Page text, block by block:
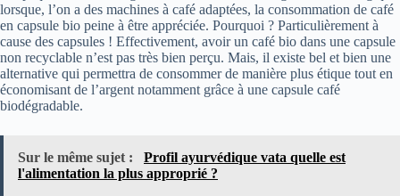
lorsque, l’on a des machines à café adaptées, la consommation de café
en capsule bio peine à être appréciée. Pourquoi ? Particulièrement à
cause des capsules ! Effectivement, avoir un café bio dans une capsule
non recyclable n’est pas très bien perçu. Mais, il existe bel et bien une
alternative qui permettra de consommer de manière plus étique tout en
économisant de l’argent notamment grâce à une capsule café
biodégradable.
Sur le même sujet :
Profil ayurvédique vata quelle est
l'alimentation la plus approprié ?